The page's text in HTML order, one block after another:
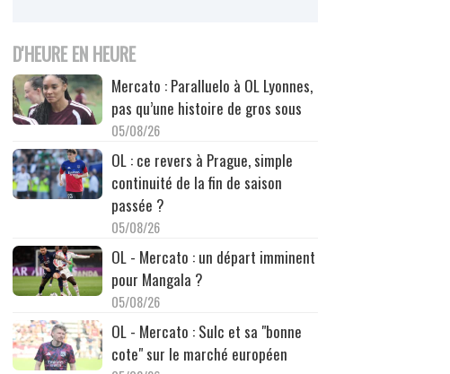
D'HEURE EN HEURE
Mercato : Paralluelo à OL Lyonnes,
pas qu’une histoire de gros sous
05/08/26
OL : ce revers à Prague, simple
continuité de la fin de saison
passée ?
05/08/26
OL - Mercato : un départ imminent
pour Mangala ?
05/08/26
OL - Mercato : Sulc et sa "bonne
cote" sur le marché européen